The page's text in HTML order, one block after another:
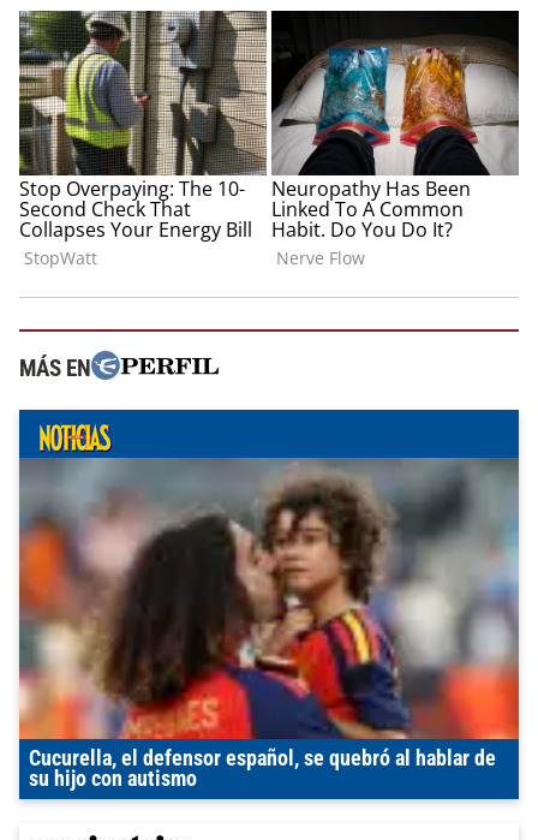
MÁS EN
Cucurella, el defensor español, se quebró al hablar de
su hijo con autismo